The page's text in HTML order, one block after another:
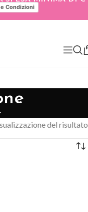
Condizioni
del risultato